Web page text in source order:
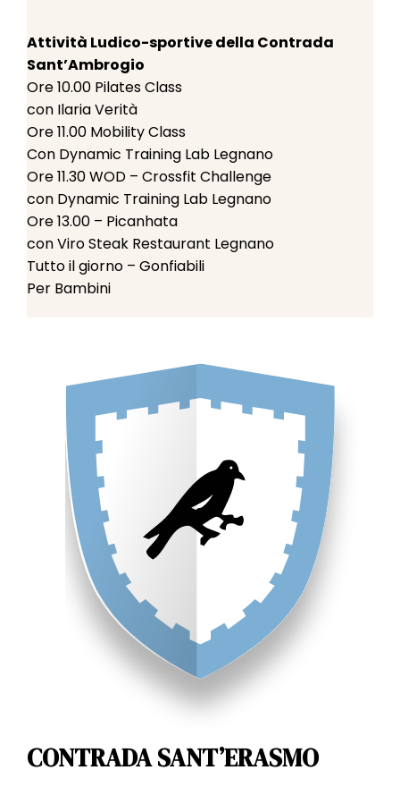
Attività Ludico-sportive della Contrada
Sant’Ambrogio
Ore 10.00 Pilates Class
con Ilaria Verità
Ore 11.00 Mobility Class
Con Dynamic Training Lab Legnano
Ore 11.30 WOD – Crossfit Challenge
con Dynamic Training Lab Legnano
Ore 13.00 – Picanhata
con Viro Steak Restaurant Legnano
Tutto il giorno – Gonfiabili
Per Bambini
CONTRADA SANT’ERASMO